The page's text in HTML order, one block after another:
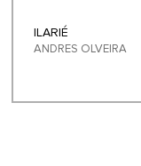
ILARIÉ
ANDRES OLVEIRA